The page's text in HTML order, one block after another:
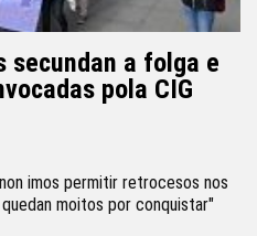
secundan a folga e
pola CIG
imos permitir retrocesos nos
moitos por conquistar"